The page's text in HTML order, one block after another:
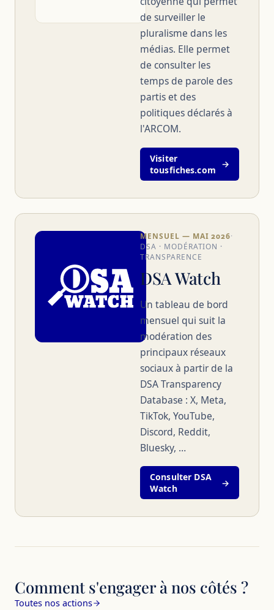
de surveiller le
pluralisme dans les
médias. Elle permet
de consulter les
temps de parole des
partis et des
politiques déclarés à
l'ARCOM.
Visiter
tousfiches.com →
MENSUEL — MAI 2026·
DSA · MODÉRATION ·
TRANSPARENCE
DSA Watch
Un tableau de bord
mensuel qui suit la
modération des
principaux réseaux
sociaux à partir de la
DSA Transparency
Database : X, Meta,
TikTok, YouTube,
Discord, Reddit,
Bluesky, …
Consulter DSA
Watch
→
Comment s'engager à nos côtés ?
Toutes nos actions